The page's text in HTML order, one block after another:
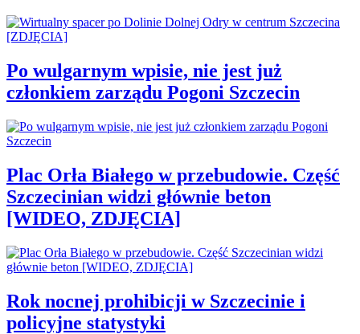
Po wulgarnym wpisie, nie jest już
członkiem zarządu Pogoni Szczecin
Plac Orła Białego w przebudowie. Część
Szczecinian widzi głównie beton
[WIDEO, ZDJĘCIA]
Rok nocnej prohibicji w Szczecinie i
policyjne statystyki